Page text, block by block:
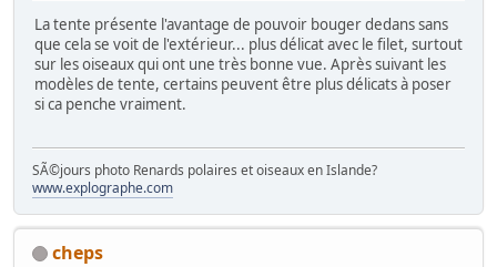
La tente présente l'avantage de pouvoir bouger dedans sans
que cela se voit de l'extérieur... plus délicat avec le filet, surtout
sur les oiseaux qui ont une très bonne vue. Après suivant les
modèles de tente, certains peuvent être plus délicats à poser
si ca penche vraiment.
SÃ©jours photo Renards polaires et oiseaux en Islande?
www.explographe.com
cheps